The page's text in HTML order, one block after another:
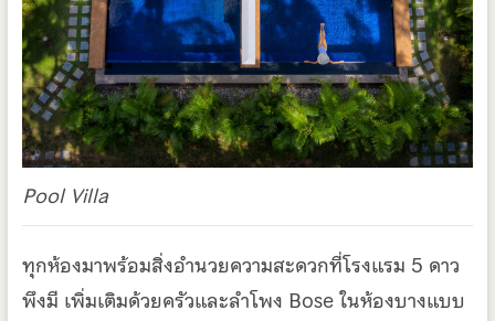
Pool Villa
ทุกห้องมาพร้อมสิ่งอำนวยความสะดวกที่โรงแรม 5 ดาว
พึงมี เพิ่มเติมด้วยครัวและลำโพง Bose ในห้องบางแบบ